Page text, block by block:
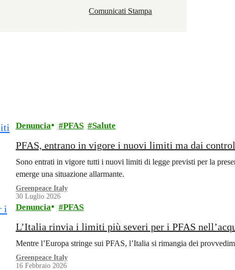
Comunicati Stampa
Denuncia PFAS Salute
PFAS, entrano in vigore i nuovi limiti ma dai
Sono entrati in vigore tutti i nuovi limiti di legge previsti per la
emerge una situazione allarmante.
Greenpeace Italy
30 Luglio 2026
Denuncia PFAS
L’Italia rinvia i limiti più severi per i PFAS
Mentre l’Europa stringe sui PFAS, l’Italia si rimangia dei
Greenpeace Italy
16 Febbraio 2026